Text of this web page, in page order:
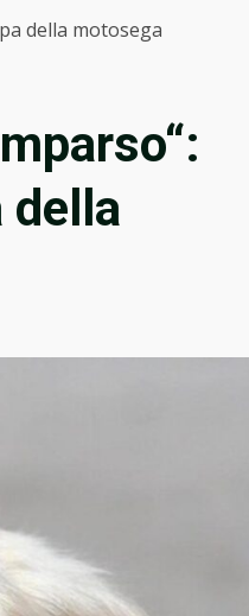
della motosega
della